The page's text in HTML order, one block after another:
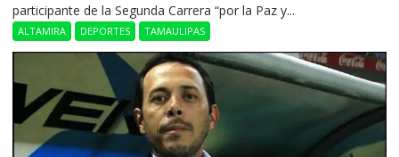
participante de la Segunda Carrera “por la Paz y...
ALTAMIRA DEPORTES TAMAULIPAS